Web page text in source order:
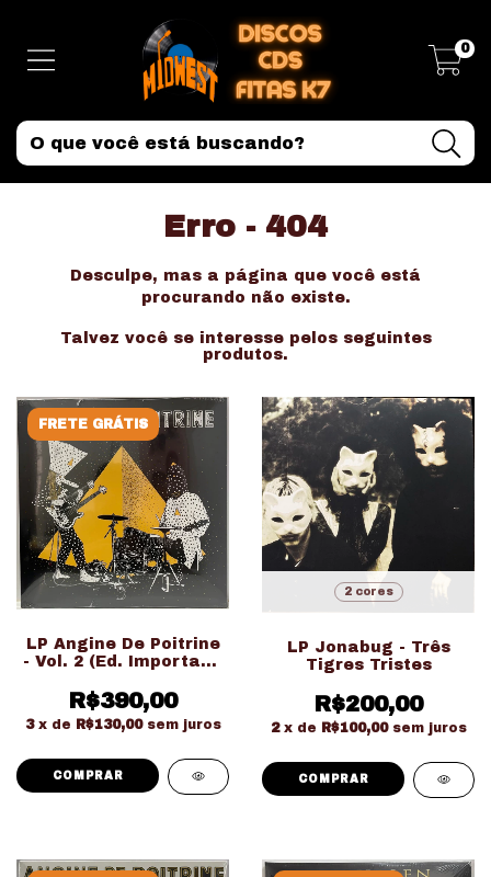
0
Erro - 404
Desculpe, mas a página que você está
procurando não existe.
Talvez você se interesse pelos seguintes
produtos.
FRETE GRÁTIS
LP Angine De Poitrine
- Vol. 2 (Ed. Importado
R$390,00
3 x de R$130,00 sem juros
2 cores
LP Jonabug - Três
Tigres Tristes
R$200,00
2 x de R$100,00 sem juros
COMPRAR